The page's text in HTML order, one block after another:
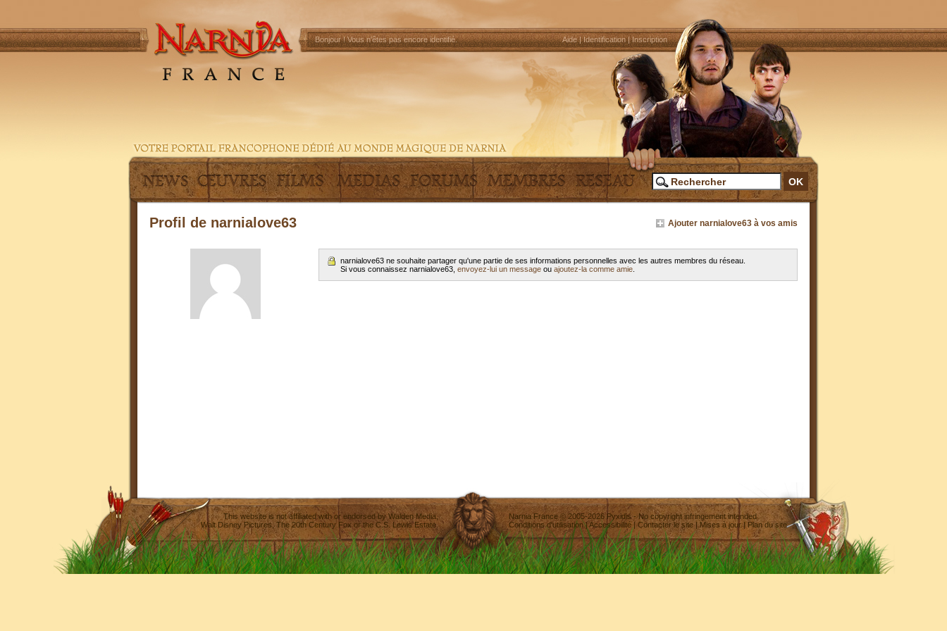
Bonjour !Vous n'êtes pas encore identifié. Aide|Identification|Inscription
Profil de narnialove63 Ajouter narnialove63 à vos amis
narnialove63 ne souhaite partager qu'une partie de ses informations personnelles avec les autres membres du réseau.
Si vous connaissez narnialove63, envoyez-lui un message ou ajoutez-la comme amie
This website is not affiliated with or endorsed byWalden Media
Walt Disney Pictures,The 20th Century Fox or the C.S. Lewis Estate.
Narnia France ©2005-2026 Pyxidis- No copyright infringement intended
Conditions d'utilisation|Accessibilité| Contacter le site|Mises à jour| Plan du site